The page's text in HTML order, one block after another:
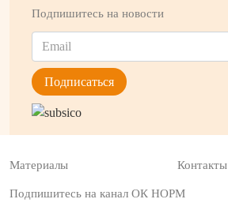
Подпишитесь на новости
Материалы Контакты
Подпишитесь на канал ОК НОРМ